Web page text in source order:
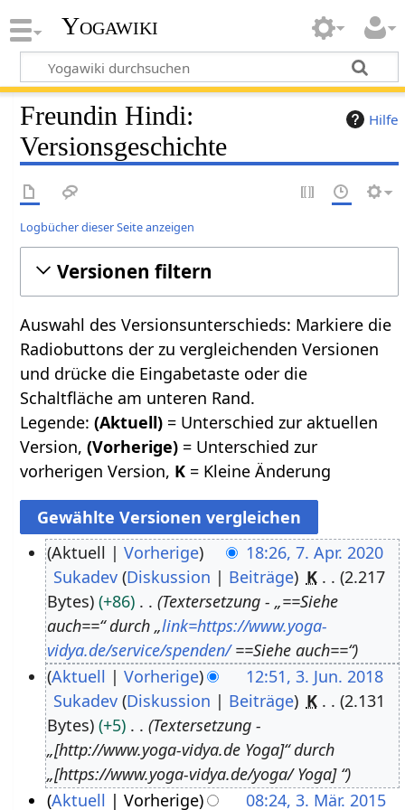
Yogawiki
Hilfe
Freundin Hindi:
Versionsgeschichte
Logbücher dieser Seite anzeigen
Versionen filtern
Auswahl des Versionsunterschieds: Markiere die
Radiobuttons der zu vergleichenden Versionen
und drücke die Eingabetaste oder die
Schaltfläche am unteren Rand.
Legende:(Aktuell) = Unterschied zur aktuellen
Version,(Vorherige) = Unterschied zur
vorherigen Version, K = Kleine Änderung
Aktuell Vorherige
18:26, 7. Apr. 2020
Sukadev Diskussion Beiträge K
2.217
Bytes
+86
Textersetzung - „==Siehe
auch==“ durch „link=https://www.yoga-
vidya.de/service/spenden/==Siehe auch==“
Aktuell Vorherige
12:51, 3. Jun. 2018
Sukadev Diskussion Beiträge K
2.131
Bytes
+5
Textersetzung -
„[http://www.yoga-vidya.de Yoga]“ durch
„[https://www.yoga-vidya.de/yoga/ Yoga] “
Aktuell
Vorherige 08:24, 3. Mär. 2015